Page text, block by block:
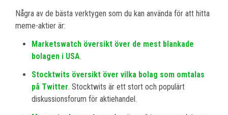
Några av de bästa verktygen som du kan använda för att hitta
meme-aktier är:
Marketswatch översikt över de mest blankade
bolagen i USA.
Stocktwits översikt över vilka bolag som omtalas
på Twitter. Stocktwits är ett stort och populärt
diskussionsforum för aktiehandel.